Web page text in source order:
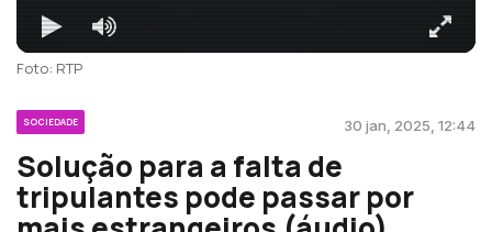
Foto: RTP
SOCIEDADE 30 jan, 2025, 12:44
Solução para a falta de
tripulantes pode passar por